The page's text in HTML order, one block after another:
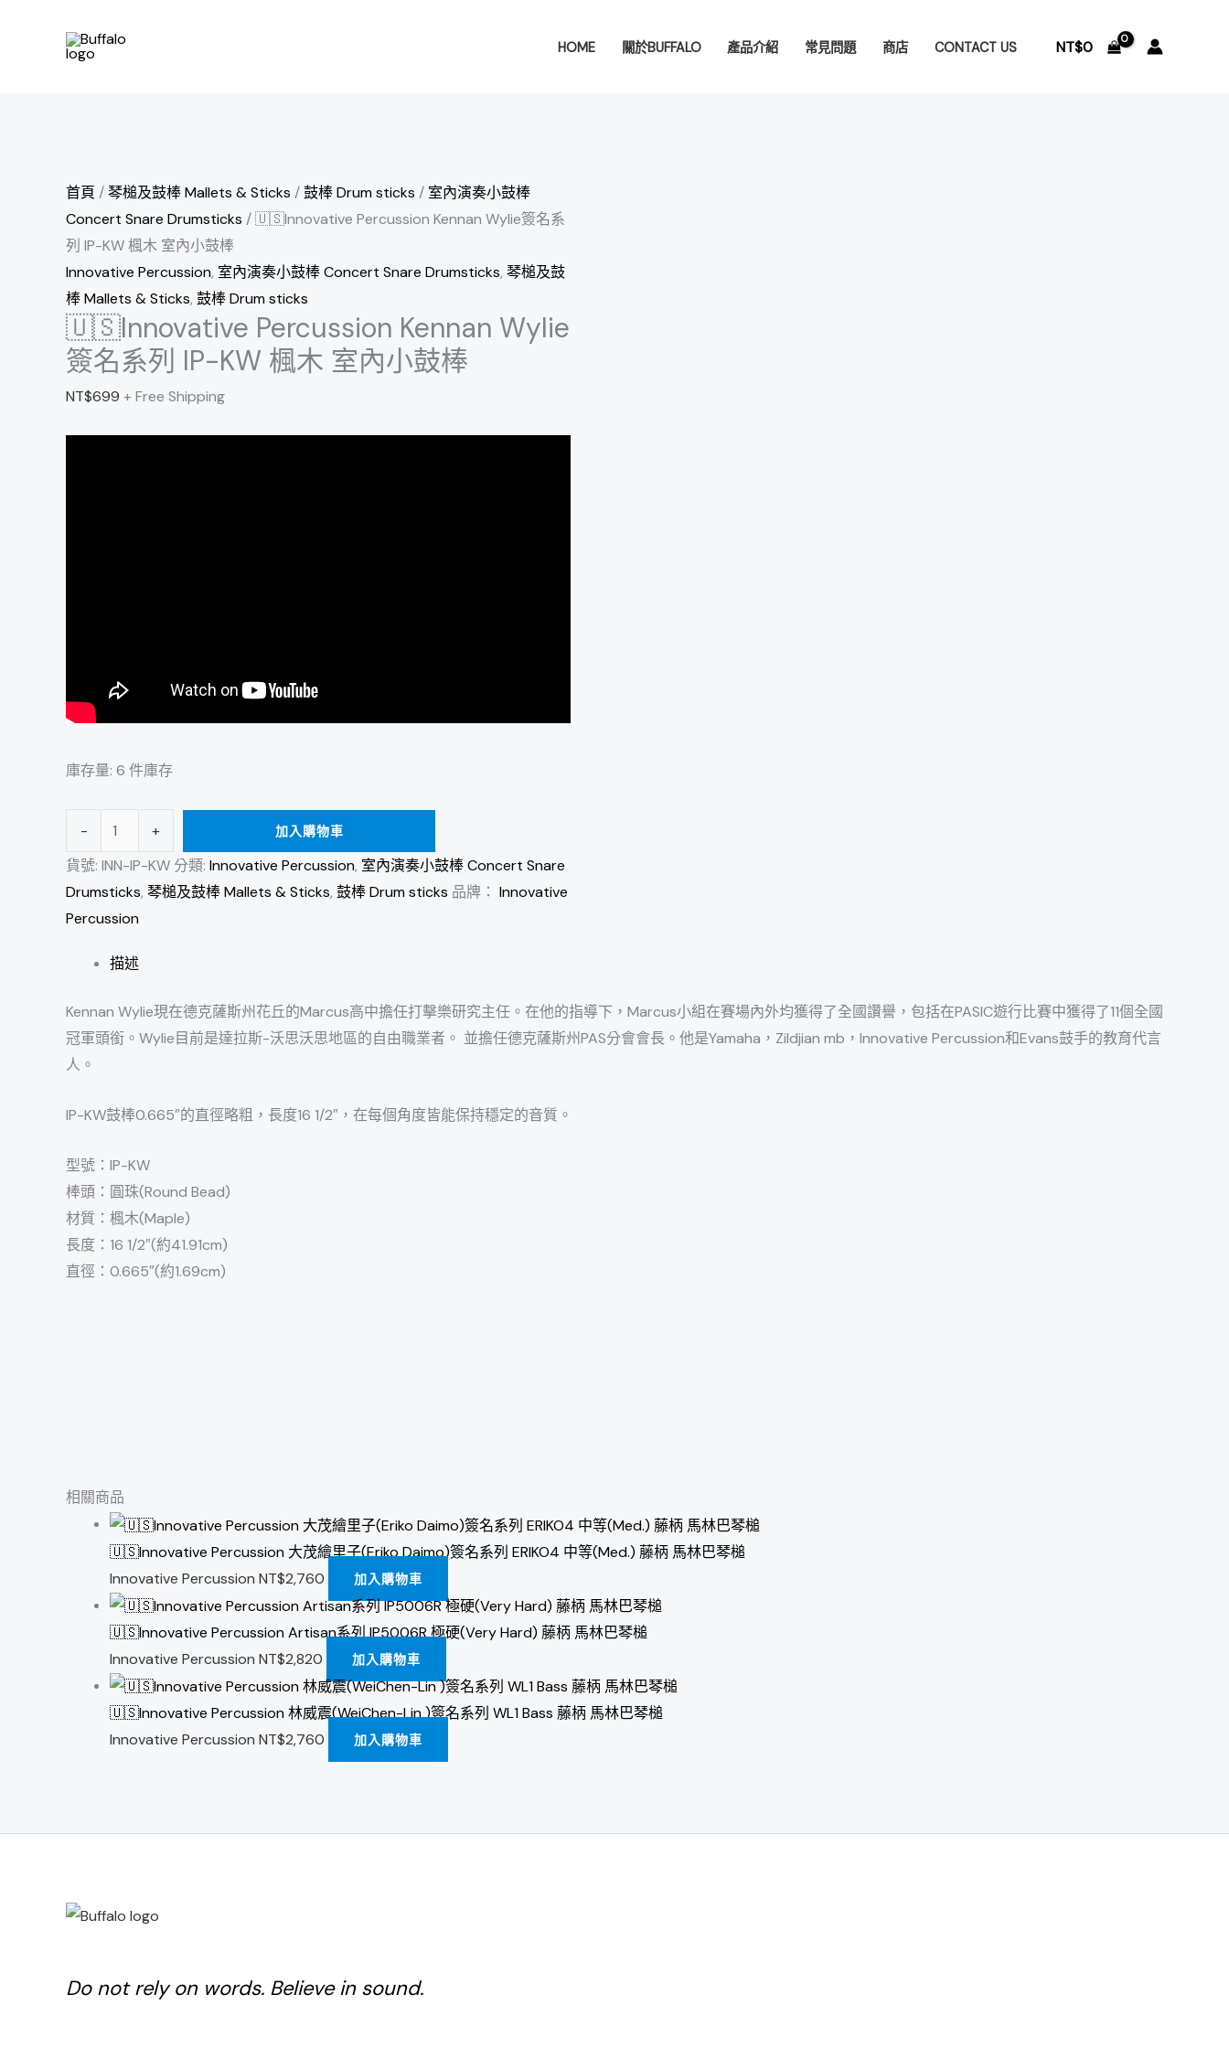
HOME 關於BUFFALO 產品介紹 常見問題 商店 CONTACT US NT$0
首頁 /琴槌及鼓棒 Mallets & Sticks /鼓棒 Drum sticks / 室內演奏小鼓棒
Concert Snare Drumsticks / 🇺🇸Innovative Percussion Kennan Wylie簽名系
列 IP-KW 楓木 室內小鼓棒
Innovative Percussion, 室內演奏小鼓棒 Concert Snare Drumsticks, 琴槌及鼓
棒 Mallets & Sticks, 鼓棒 Drum sticks
🇺🇸Innovative Percussion Kennan Wylie
簽名系列 IP-KW 楓木 室內小鼓棒
NT$699 + Free Shipping
庫存量: 6 件庫存
-
Innovative
Percussion
系
列
IP-
KW
楓
木
室
鼓
+ 加入購物車
貨號: INN-IP-KW 分類: Innovative Percussion, 室內演奏小鼓棒 Concert Snare
Drumsticks, 琴槌及鼓棒 Mallets & Sticks, 鼓棒 Drum sticks 品牌： Innovative
Percussion
描述
Kennan Wylie現在德克薩斯州花丘的Marcus高中擔任打擊樂研究主任。在他的指導下，Marcus小組在賽場內外均獲得了全國讚譽，包括在PASIC遊行比賽中獲得了11個全國
冠軍頭銜。Wylie目前是達拉斯-沃思沃思地區的自由職業者。 並擔任德克薩斯州PAS分會會長。他是Yamaha，Zildjian mb，Innovative Percussion和Evans鼓手的教育代言
人。
IP-KW鼓棒0.665″的直徑略粗，長度16 1/2″，在每個角度皆能保持穩定的音質。
型號：IP-KW
棒頭：圓珠(Round Bead)
材質：楓木(Maple)
長度：16 1/2″(約41.91cm)
直徑：0.665″(約1.69cm)
相關商品
🇺🇸Innovative Percussion 大茂繪里子(Eriko Daimo)簽名系列 ERIKO4 中等(Med.) 藤柄 馬林巴琴槌
Innovative Percussion NT$2,760 加入購物車
🇺🇸Innovative Percussion Artisan系列 IP5006R 極硬(Very Hard) 藤柄 馬林巴琴槌
Innovative Percussion NT$2,820 加入購物車
🇺🇸Innovative Percussion 林威震(WeiChen-Lin )簽名系列 WL1 Bass 藤柄 馬林巴琴槌
Innovative Percussion NT$2,760 加入購物車
Do not rely on words. Believe in sound.